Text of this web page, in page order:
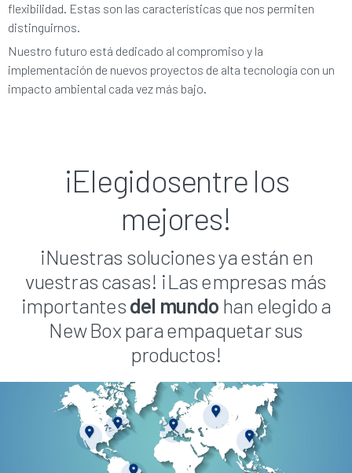
flexibilidad. Estas son las características que nos permiten
distinguirnos.
Nuestro futuro está dedicado al compromiso y la
implementación de nuevos proyectos de alta tecnología con un
impacto ambiental cada vez más bajo.
¡Elegidosentre los
mejores!
¡Nuestras soluciones ya están en
vuestras casas! ¡Las empresas más
importantesdel mundo han elegido a
New Box para empaquetar sus
productos!